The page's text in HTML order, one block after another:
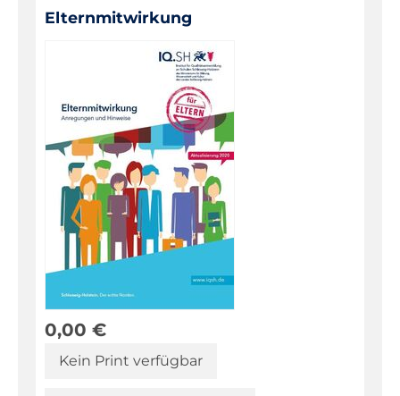
Elternmitwirkung
0,00 €
Kein Print verfügbar